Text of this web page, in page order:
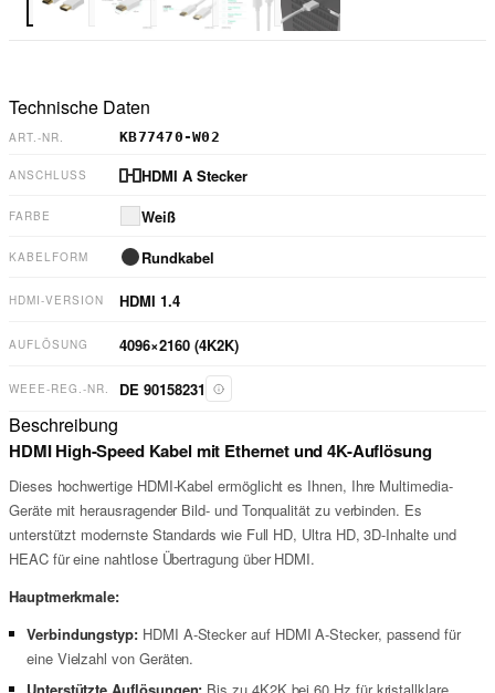
Technische Daten
ART.-NR. KB77470-W02
ANSCHLUSS HDMI A Stecker
FARBE Weiß
KABELFORM Rundkabel
HDMI-VERSION HDMI 1.4
AUFLÖSUNG 4096×2160 (4K2K)
WEEE-REG.-NR. DE 90158231
Beschreibung
HDMI High-Speed Kabel mit Ethernet und 4K-Auflösung
Dieses hochwertige HDMI-Kabel ermöglicht es Ihnen, Ihre Multimedia-
Geräte mit herausragender Bild- und Tonqualität zu verbinden. Es
unterstützt modernste Standards wie Full HD, Ultra HD, 3D-Inhalte und
HEAC für eine nahtlose Übertragung über HDMI.
Hauptmerkmale:
Verbindungstyp: HDMI A-Stecker auf HDMI A-Stecker, passend für
eine Vielzahl von Geräten.